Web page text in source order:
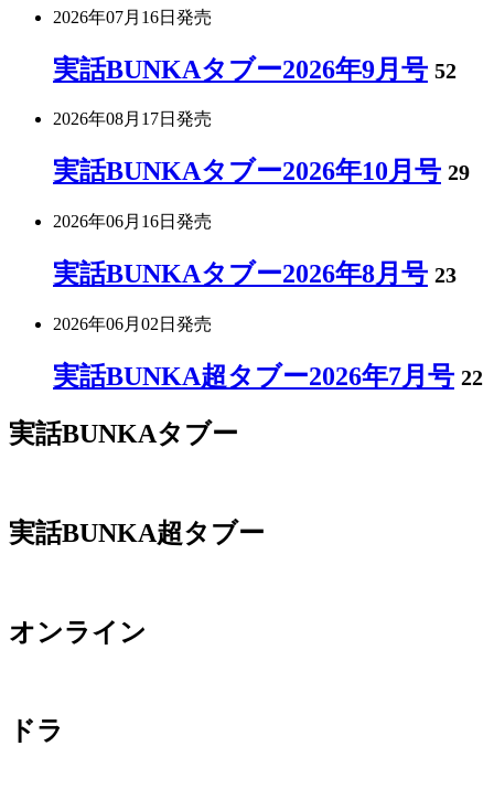
2026年07月16日 発売
実話BUNKAタブー2026年9月号 52
2026年08月17日 発売
実話BUNKAタブー2026年10月号 29
2026年06月16日 発売
実話BUNKAタブー2026年8月号 23
2026年06月02日 発売
実話BUNKA超タブー2026年7月号 22
実話BUNKAタブー
実話BUNKA超タブー
オンライン
ドラ